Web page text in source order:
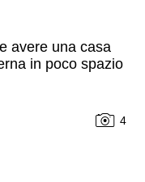
avere una casa
in poco spazio
4